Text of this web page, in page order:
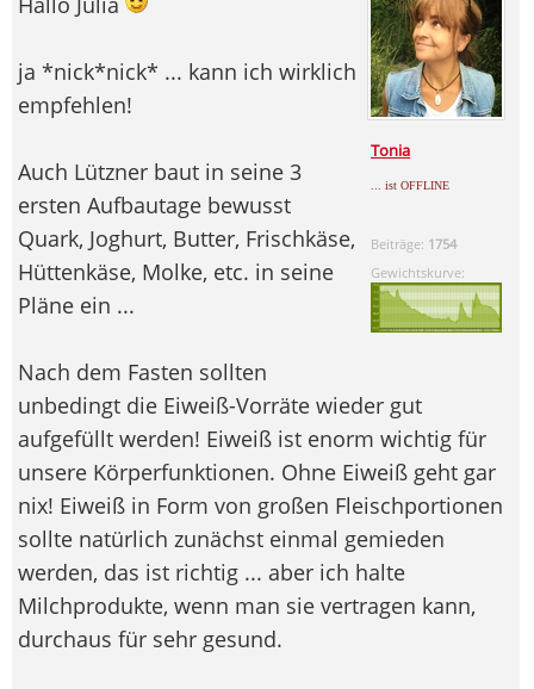
Tonia
... ist OFFLINE
Beiträge: 1754
Gewichtskurve:
ja *nick*nick* ... kann ich wirklich
empfehlen!
Auch Lützner baut in seine 3
ersten Aufbautage bewusst
Quark, Joghurt, Butter, Frischkäse,
Hüttenkäse, Molke, etc. in seine
Pläne ein ...
Nach dem Fasten sollten
unbedingt die Eiweiß-Vorräte wieder gut
aufgefüllt werden! Eiweiß ist enorm wichtig für
unsere Körperfunktionen. Ohne Eiweiß geht gar
nix! Eiweiß in Form von großen Fleischportionen
sollte natürlich zunächst einmal gemieden
werden, das ist richtig ... aber ich halte
Milchprodukte, wenn man sie vertragen kann,
durchaus für sehr gesund.